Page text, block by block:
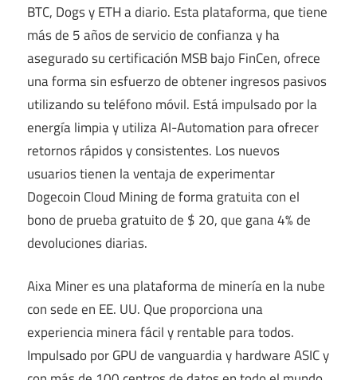
BTC, Dogs y ETH a diario. Esta plataforma, que tiene
más de 5 años de servicio de confianza y ha
asegurado su certificación MSB bajo FinCen, ofrece
una forma sin esfuerzo de obtener ingresos pasivos
utilizando su teléfono móvil. Está impulsado por la
energía limpia y utiliza AI-Automation para ofrecer
retornos rápidos y consistentes. Los nuevos
usuarios tienen la ventaja de experimentar
Dogecoin Cloud Mining de forma gratuita con el
bono de prueba gratuito de $ 20, que gana 4% de
devoluciones diarias.
Aixa Miner es una plataforma de minería en la nube
con sede en EE. UU. Que proporciona una
experiencia minera fácil y rentable para todos.
Impulsado por GPU de vanguardia y hardware ASIC y